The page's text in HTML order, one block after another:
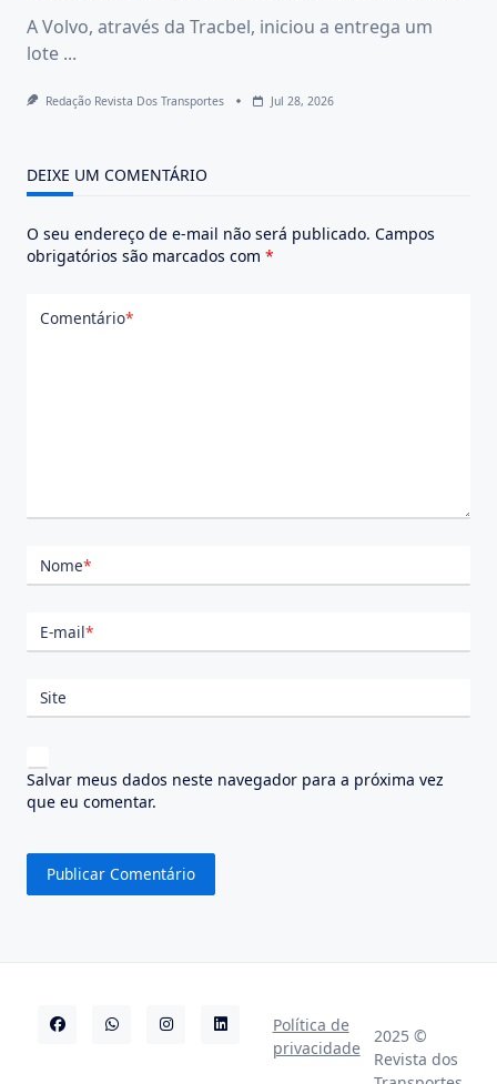
A Volvo, através da Tracbel, iniciou a entrega um
lote ...
Redação Revista Dos Transportes Jul 28, 2026
DEIXE UM COMENTÁRIO
O seu endereço de e-mail não será publicado. Campos
obrigatórios são marcados com *
Comentário*
Nome*
E-mail*
Site
Salvar meus dados neste navegador para a próxima vez
que eu comentar.
Política de
privacidade
2025 ©
Revista dos